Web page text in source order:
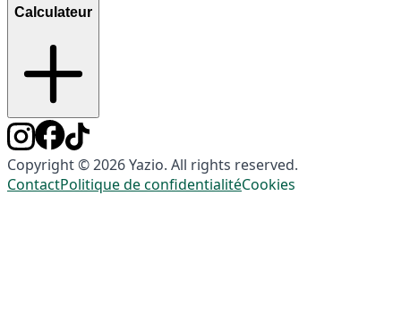
Calculateur
Copyright © 2026 Yazio. All rights reserved.
ContactPolitique de confidentialitéCookies